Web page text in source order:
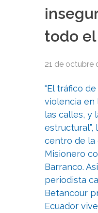
todo
21 de octubre
“El tráfico
violencia en
las calles, y
estructural”,
centro de la
Misionero
Barranco.
periodista
Betancour
Ecuador